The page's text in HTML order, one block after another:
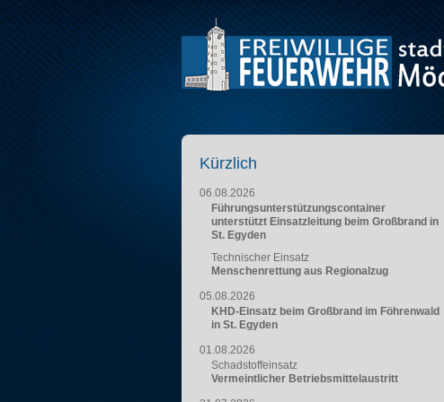
Kürzlich
06.08.2026
Führungsunterstützungscontainer
unterstützt Einsatzleitung beim Großbrand in
St. Egyden
Technischer Einsatz
Menschenrettung aus Regionalzug
05.08.2026
KHD-Einsatz beim Großbrand im Föhrenwald
in St. Egyden
01.08.2026
Schadstoffeinsatz
Vermeintlicher Betriebsmittelaustritt